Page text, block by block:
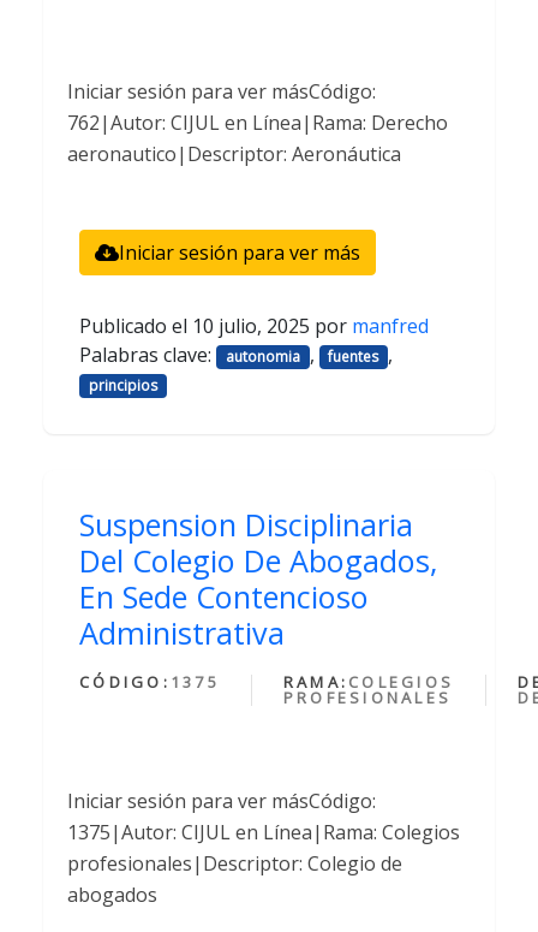
Iniciar sesión para ver másCódigo:
762|Autor: CIJUL en Línea|Rama: Derecho
aeronautico|Descriptor: Aeronáutica
Iniciar sesión para ver más
Publicado el 10 julio, 2025 por manfred
Palabras clave:
autonomia , fuentes ,
principios
Suspension Disciplinaria
Del Colegio De Abogados,
En Sede Contencioso
Administrativa
CÓDIGO: 1375 RAMA: COLEGIOS
PROFESIONALES
Iniciar sesión para ver másCódigo:
1375|Autor: CIJUL en Línea|Rama: Colegios
profesionales|Descriptor: Colegio de
abogados